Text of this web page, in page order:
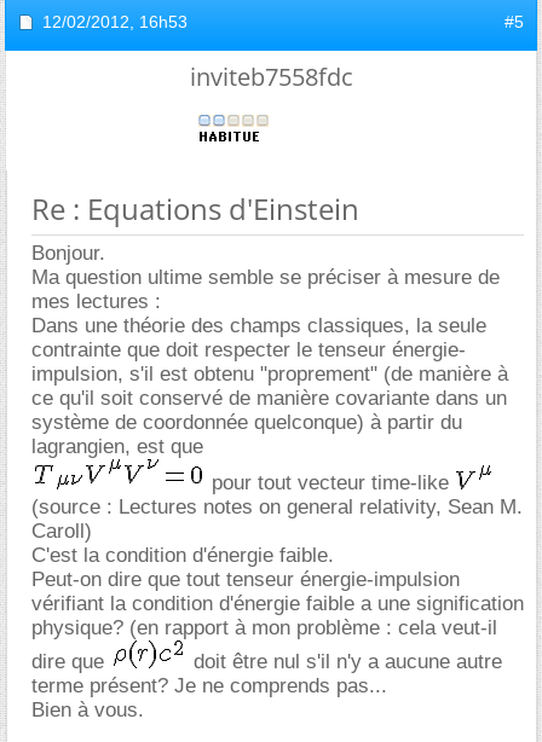
12/02/2012, 16h53 #5
inviteb7558fdc
Re : Equations d'Einstein
Bonjour.
Ma question ultime semble se préciser à mesure de
mes lectures :
Dans une théorie des champs classiques, la seule
contrainte que doit respecter le tenseur énergie-
impulsion, s'il est obtenu "proprement" (de manière à
ce qu'il soit conservé de manière covariante dans un
système de coordonnée quelconque) à partir du
lagrangien, est que
pour tout vecteur time-like
(source : Lectures notes on general relativity, Sean M.
Caroll)
C'est la condition d'énergie faible.
Peut-on dire que tout tenseur énergie-impulsion
vérifiant la condition d'énergie faible a une signification
physique? (en rapport à mon problème : cela veut-il
dire que
doit être nul s'il n'y a aucune autre
terme présent? Je ne comprends pas...
Bien à vous.